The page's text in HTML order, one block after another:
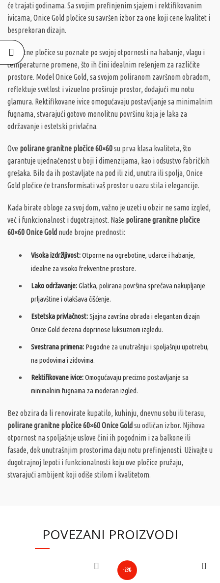
će trajati godinama. Sa svojim prefinjenim sjajem i rektifikovanim
ivicama, Onice Gold pločice su savršen izbor za one koji cene kvalitet i
besprekoran dizajn.
Granitne pločice su poznate po svojoj otpornosti na habanje, vlagu i
temperaturne promene, što ih čini idealnim rešenjem za različite
prostore. Model Onice Gold, sa svojom poliranom završnom obradom,
reflektuje svetlost i vizuelno proširuje prostor, dodajući mu notu
glamura. Rektifikovane ivice omogućavaju postavljanje sa minimalnim
fugnama, stvarajući gotovo monolitnu površinu koja je laka za
održavanje i estetski privlačna.
Ove polirane granitne pločice 60×60su prva klasa kvaliteta, što
garantuje ujednačenost u boji i dimenzijama, kao i odsustvo fabričkih
grešaka. Bilo da ih postavljate na pod ili zid, unutra ili spolja, Onice
Gold pločice će transformisati vaš prostor u oazu stila i elegancije.
Kada birate obloge za svoj dom, važno je uzeti u obzir ne samo izgled,
već i funkcionalnost i dugotrajnost. Naše polirane granitne pločice
60×60 Onice Gold nude brojne prednosti:
Visoka izdržljivost:Otporne na ogrebotine, udarce i habanje,
idealne za visoko frekventne prostore.
Lako održavanje:Glatka, polirana površina sprečava nakupljanje
prljavštine i olakšava čišćenje.
Estetska privlačnost:Sjajna završna obrada i elegantan dizajn
Onice Gold dezena doprinose luksuznom izgledu.
Svestrana primena: Pogodne za unutrašnju i spoljašnju upotrebu,
na podovima i zidovima.
Rektifikovane ivice:Omogućavaju precizno postavljanje sa
minimalnim fugnama za moderan izgled.
Bez obzira da li renovirate kupatilo, kuhinju, dnevnu sobu ili terasu,
polirane granitne pločice 60×60 Onice Gold su odličan izbor. Njihova
otpornost na spoljašnje uslove čini ih pogodnim i za balkone ili
fasade, dok unutrašnjim prostorima daju notu prefinjenosti. Uživajte u
dugotrajnoj lepoti i funkcionalnosti koju ove pločice pružaju,
stvarajući ambijent koji odiše stilom i kvalitetom.
POVEZANI PROIZVODI
-23%